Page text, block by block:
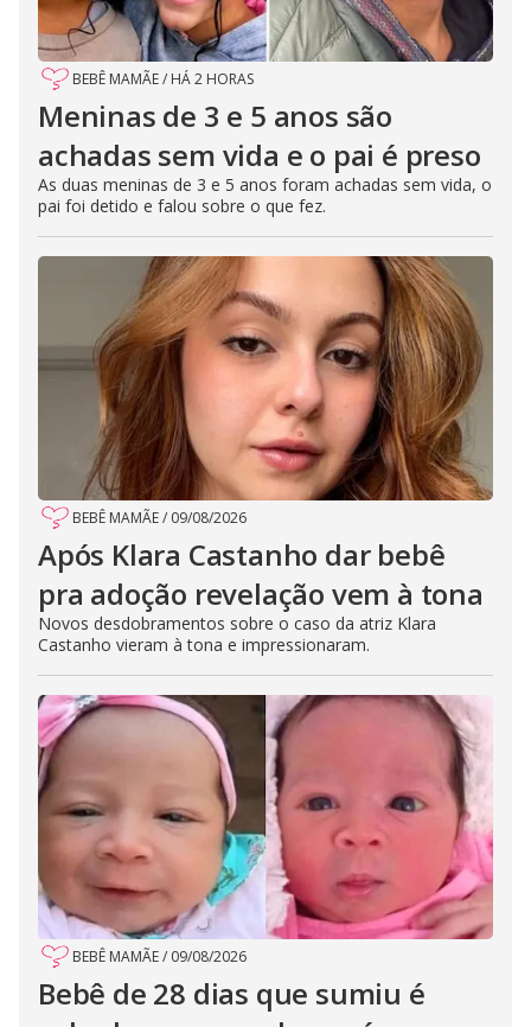
BEBÊ MAMÃE/ HÁ 2 HORAS
Meninas de 3 e 5 anos são
achadas sem vida e o pai é preso
As duas meninas de 3 e 5 anos foram achadas sem vida, o
pai foi detido e falou sobre o que fez.
BEBÊ MAMÃE/ 09/08/2026
Após Klara Castanho dar bebê
pra adoção revelação vem à tona
Novos desdobramentos sobre o caso da atriz Klara
Castanho vieram à tona e impressionaram.
BEBÊ MAMÃE/ 09/08/2026
Bebê de 28 dias que sumiu é